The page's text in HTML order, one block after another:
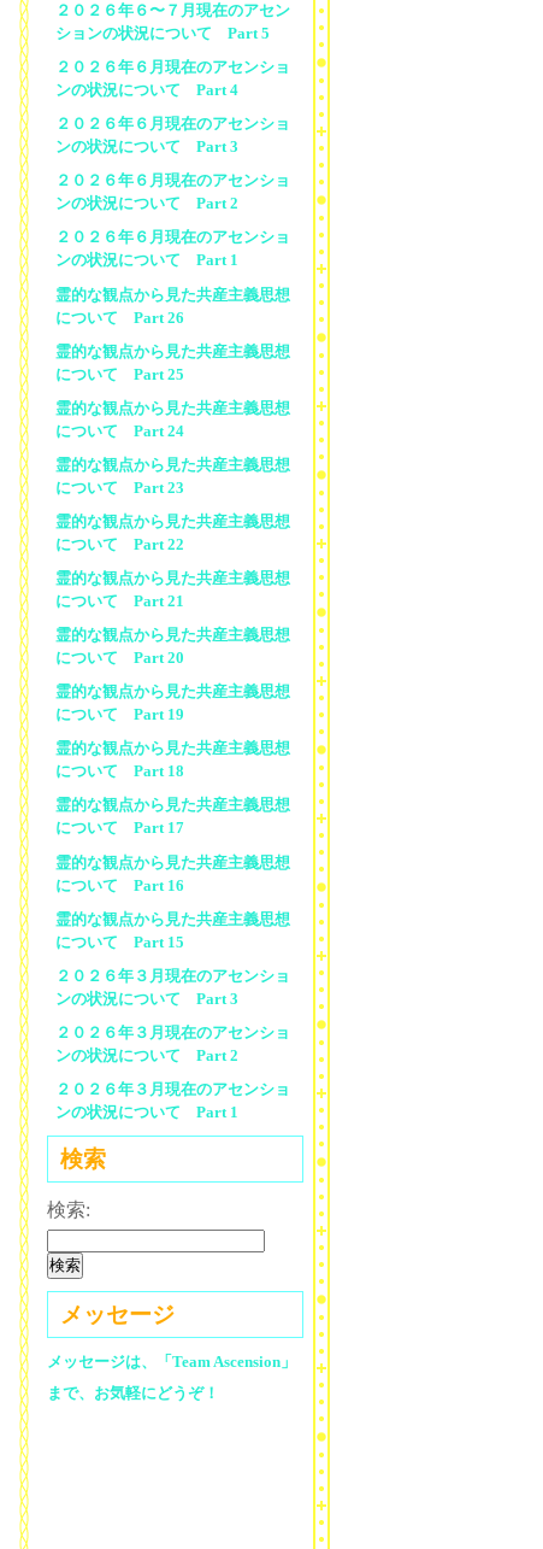
２０２６年６〜７月現在のアセン
ションの状況について Part 5
２０２６年６月現在のアセンショ
ンの状況について Part 4
２０２６年６月現在のアセンショ
ンの状況について Part 3
２０２６年６月現在のアセンショ
ンの状況について Part 2
２０２６年６月現在のアセンショ
ンの状況について Part 1
霊的な観点から見た共産主義思想
について Part 26
霊的な観点から見た共産主義思想
について Part 25
霊的な観点から見た共産主義思想
について Part 24
霊的な観点から見た共産主義思想
について Part 23
霊的な観点から見た共産主義思想
について Part 22
霊的な観点から見た共産主義思想
について Part 21
霊的な観点から見た共産主義思想
について Part 20
霊的な観点から見た共産主義思想
について Part 19
霊的な観点から見た共産主義思想
について Part 18
霊的な観点から見た共産主義思想
について Part 17
霊的な観点から見た共産主義思想
について Part 16
霊的な観点から見た共産主義思想
について Part 15
２０２６年３月現在のアセンショ
ンの状況について Part 3
２０２６年３月現在のアセンショ
ンの状況について Part 2
２０２６年３月現在のアセンショ
ンの状況について Part 1
検索
検索:
メッセージ
メッセージは、「Team Ascension」
まで、お気軽にどうぞ！